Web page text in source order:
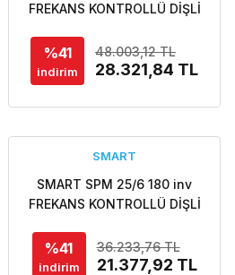
FREKANS KONTROLLÜ DİŞLİ
POMPASI
%41
indirim
48.003,12 TL
28.321,84 TL
SMART
SMART SPM 25/6 180 inv
FREKANS KONTROLLÜ DİŞLİ
POMPASI
%41
indirim
36.233,76 TL
21.377,92 TL